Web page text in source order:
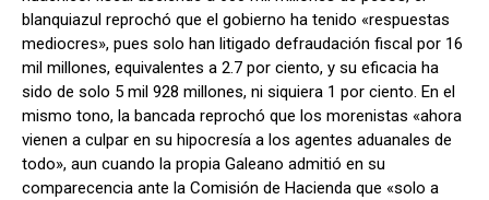
blanquiazul reprochó que el gobierno ha tenido «respuestas
mediocres», pues solo han litigado defraudación fiscal por 16
mil millones, equivalentes a 2.7 por ciento, y su eficacia ha
sido de solo 5 mil 928 millones, ni siquiera 1 por ciento. En el
mismo tono, la bancada reprochó que los morenistas «ahora
vienen a culpar en su hipocresía a los agentes aduanales de
todo», aun cuando la propia Galeano admitió en su
comparecencia ante la Comisión de Hacienda que «solo a